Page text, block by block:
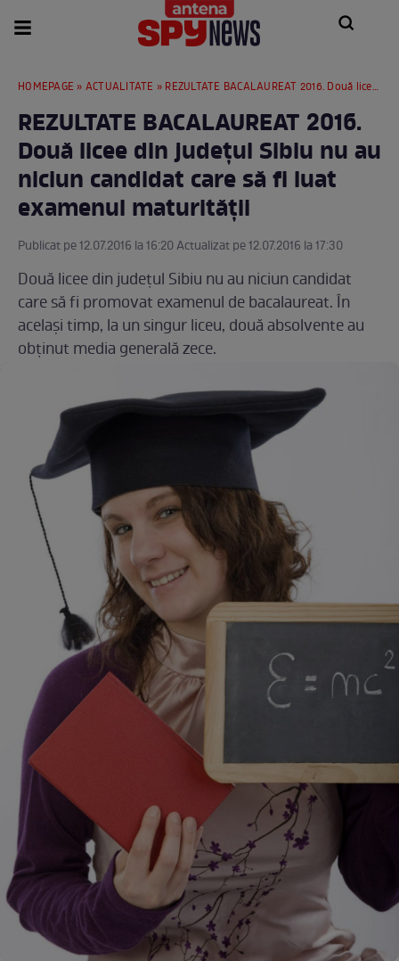
HOMEPAGE » ACTUALITATE » REZULTATE BACALAUREAT 2016. Două licee din judeţul Sibiu nu au niciun candidat care să fi luat examenul maturităţii
REZULTATE BACALAUREAT 2016.
Două licee din judeţul Sibiu nu au
niciun candidat care să fi luat
examenul maturităţii
Publicat pe 12.07.2016 la 16:20 Actualizat pe 12.07.2016 la 17:30
Două licee din judeţul Sibiu nu au niciun candidat
care să fi promovat examenul de bacalaureat. În
acelaşi timp, la un singur liceu, două absolvente au
obţinut media generală zece.